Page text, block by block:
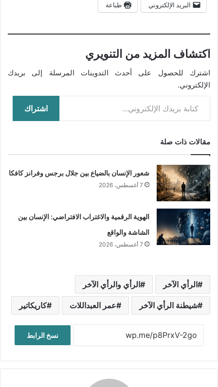
البريد الإلكتروني طباعة
اكتشاف المزيد من التنويري
اشترك للحصول على أحدث التدوينات المرسلة إلى بريدك
الإلكتروني.
كتابة بريدك الإلكتروني...
اشتراك
مقالات ذات صلة
شعور الإنسان بالضياع بين جلال برجس وفرانز كافكا
7 أغسطس، 2026
الهوية الرقمية والاغتراب الافتراضي: الإنسان بين
الشاشة والواقع
7 أغسطس، 2026
الرأي الآخر الرأي والرأي الآخر
شيطنة الرأي الآخر عمر العبداللات كاريكاتير
نسخ الرابط